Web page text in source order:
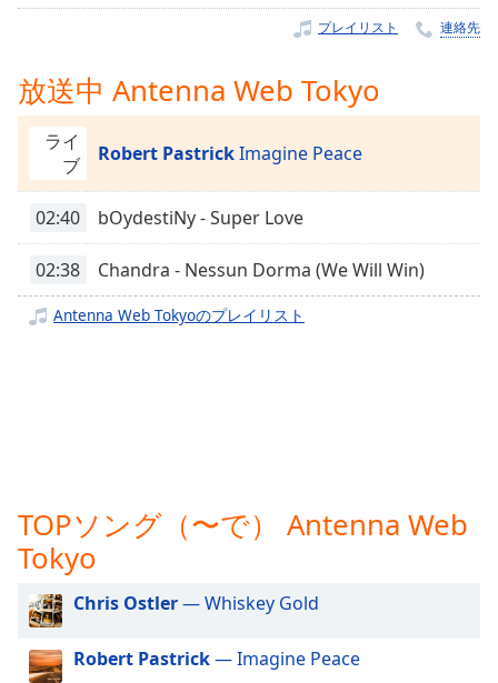
Rate
Chapters
Chapters
Descriptions
off,
selected
dialog
subtitles
off,
Audio
Track
プレイリスト 連絡先
放送中 Antenna Web Tokyo
ライ
ブ
Robert PastrickImagine Peace
02:40 bOydestiNy - Super Love
02:38 Chandra - Nessun Dorma (We Will Win)
Antenna Web Tokyoのプレイリスト
TOPソング（〜で） Antenna Web
Tokyo
Chris Ostler— Whiskey Gold
Robert Pastrick— Imagine Peace